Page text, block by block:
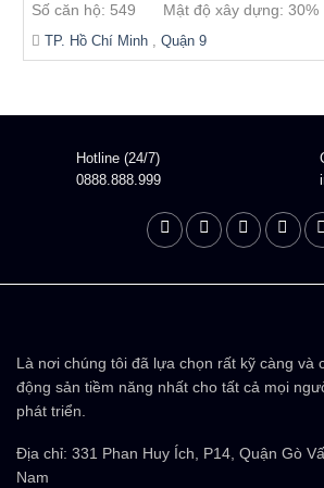
Số căn hộ: 549
Mật độ xây dựng: 30%
TP. Hồ Chí Minh, Quận 9
Hotline (24/7)
0888.888.999
Là nơi chúng tôi đã lựa chọn rất kỹ càng và
động sản tiềm năng nhất cho tất cả mọi
phát triển.
Địa chỉ: 331 Phan Huy Ích, P14, Quận Gò
Nam